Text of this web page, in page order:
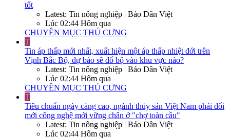
tốt
Latest: Tin nông nghiệp | Báo Dân Việt
Lúc 02:44 Hôm qua
CHUYÊN MỤC THÚ CƯNG
T
Tin áp thấp mới nhất, xuất hiện một áp thấp nhiệt đới trên
Vịnh Bắc Bộ, dự báo sẽ đổ bộ vào khu vực nào?
Latest: Tin nông nghiệp | Báo Dân Việt
Lúc 02:44 Hôm qua
CHUYÊN MỤC THÚ CƯNG
T
Tiêu chuẩn ngày càng cao, ngành thủy sản Việt Nam phải đổi
mới công nghệ mới vững chân ở "chợ toàn cầu"
Latest: Tin nông nghiệp | Báo Dân Việt
Lúc 02:44 Hôm qua